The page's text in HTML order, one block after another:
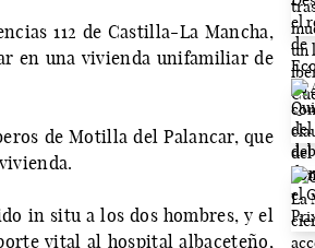
112 de Castilla-La Mancha,
en una vivienda unifamiliar de
de Motilla del Palancar, que
in situ a los dos hombres, y el
vital al hospital albaceteño,